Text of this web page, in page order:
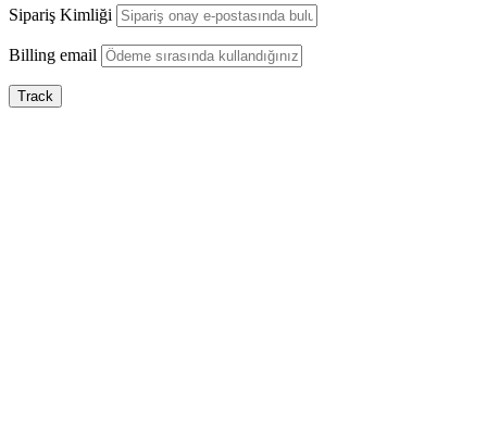
Sipariş Kimliği
Billing email
Track